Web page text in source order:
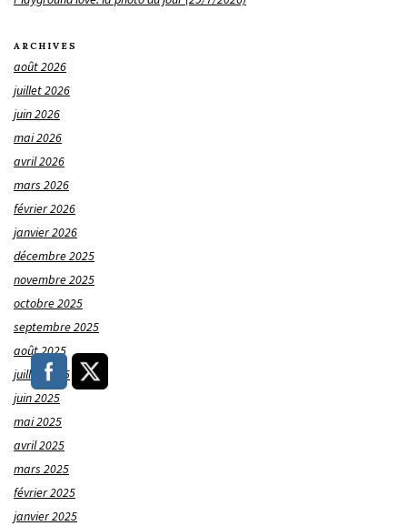
ARCHIVES
août 2026
juillet 2026
juin 2026
mai 2026
avril 2026
mars 2026
février 2026
janvier 2026
décembre 2025
novembre 2025
octobre 2025
septembre 2025
août 2025
juillet 2025
juin 2025
mai 2025
avril 2025
mars 2025
février 2025
janvier 2025